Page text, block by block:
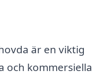
är en viktig
och kommersiella